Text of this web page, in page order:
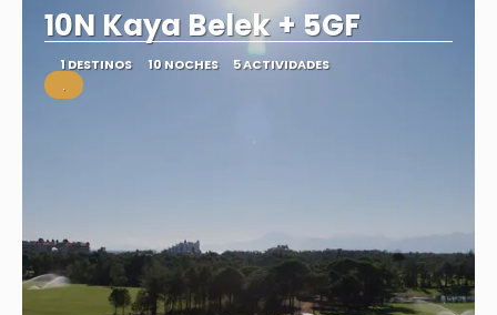
10N Kaya Belek + 5GF
1 DESTINOS 10 NOCHES 5 ACTIVIDADES
.